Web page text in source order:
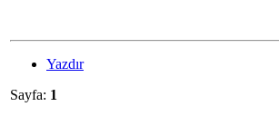
Yazdır
Sayfa: 1